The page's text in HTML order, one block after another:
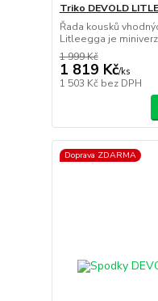
Triko DEVOLD
Řada kousků
Litleegga je
1 999 Kč
1 819 Kč/ks
1 503 Kč bez DPH
Doprava ZDARMA